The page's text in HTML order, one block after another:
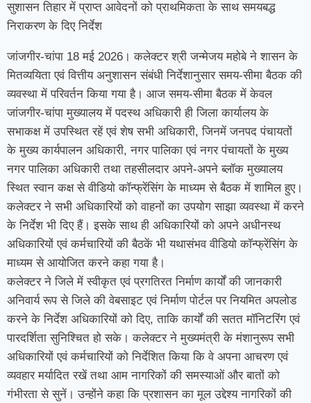
सुशासन तिहार में प्राप्त आवेदनों को प्राथमिकता के साथ समयबद्ध
निराकरण के दिए निर्देश
जांजगीर-चांपा 18 मई 2026। कलेक्टर श्री जन्मेजय महोबे ने शासन के
मितव्ययिता एवं वित्तीय अनुशासन संबंधी निर्देशानुसार समय-सीमा बैठक की
व्यवस्था में परिवर्तन किया गया है। आज समय-सीमा बैठक में केवल
जांजगीर-चांपा मुख्यालय में पदस्थ अधिकारी ही जिला कार्यालय के
सभाकक्ष में उपस्थित रहें एवं शेष सभी अधिकारी, जिनमें जनपद पंचायतों
के मुख्य कार्यपालन अधिकारी, नगर पालिका एवं नगर पंचायतों के मुख्य
नगर पालिका अधिकारी तथा तहसीलदार अपने-अपने ब्लॉक मुख्यालय
स्थित स्वान कक्ष से वीडियो कॉन्फ्रेंसिंग के माध्यम से बैठक में शामिल हुए।
कलेक्टर ने सभी अधिकारियों को वाहनों का उपयोग साझा व्यवस्था में करने
के निर्देश भी दिए हैं। इसके साथ ही अधिकारियों को अपने अधीनस्थ
अधिकारियों एवं कर्मचारियों की बैठकें भी यथासंभव वीडियो कॉन्फ्रेंसिंग के
माध्यम से आयोजित करने कहा गया है।
कलेक्टर ने जिले में स्वीकृत एवं प्रगतिरत निर्माण कार्यों की जानकारी
अनिवार्य रूप से जिले की वेबसाइट एवं निर्माण पोर्टल पर नियमित अपलोड
करने के निर्देश अधिकारियों को दिए, ताकि कार्यों की सतत मॉनिटरिंग एवं
पारदर्शिता सुनिश्चित हो सके। कलेक्टर ने मुख्यमंत्री के मंशानुरूप सभी
अधिकारियों एवं कर्मचारियों को निर्देशित किया कि वे अपना आचरण एवं
व्यवहार मर्यादित रखें तथा आम नागरिकों की समस्याओं और बातों को
गंभीरता से सुनें। उन्होंने कहा कि प्रशासन का मूल उद्देश्य नागरिकों की